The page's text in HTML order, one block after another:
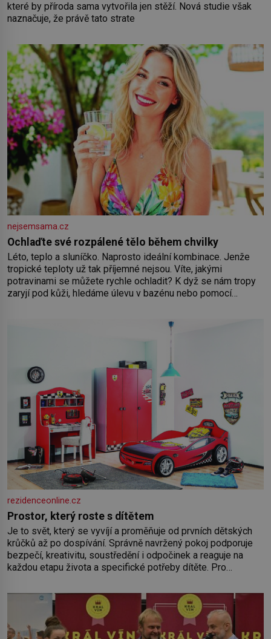
které by příroda sama vytvořila jen stěží. Nová studie však
naznačuje, že právě tato strate
nejsemsama.cz
Ochlaďte své rozpálené tělo během chvilky
Léto, teplo a sluníčko. Naprosto ideální kombinace. Jenže
tropické teploty už tak příjemné nejsou. Víte, jakými
potravinami se můžete rychle ochladit? K dyž se nám tropy
zaryjí pod kůži, hledáme úlevu v bazénu nebo pomocí
rezidenceonline.cz
Prostor, který roste s dítětem
Je to svět, který se vyvíjí a proměňuje od prvních dětských
krůčků až po dospívání. Správně navržený pokoj podporuje
bezpečí, kreativitu, soustředění i odpočinek a reaguje na
každou etapu života a specifické potřeby dítěte. Pro
by pokoj miminka měl působit především klidně a útulně.
Předškolní věk je